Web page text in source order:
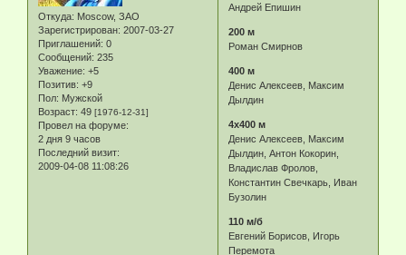
Откуда: Moscow, ЗАО
Зарегистрирован: 2007-03-27
Приглашений: 0
Сообщений: 235
Уважение: +5
Позитив: +9
Пол: Мужской
Возраст: 49 [1976-12-31]
Провел на форуме:
2 дня 9 часов
Последний визит:
2009-04-08 11:08:26
Андрей Епишин
200 м
Роман Смирнов
400 м
Денис Алексеев, Максим
Дылдин
4х400 м
Денис Алексеев, Максим
Дылдин, Антон Кокорин,
Владислав Фролов,
Константин Свечкарь, Иван
Бузолин
110 м/б
Евгений Борисов, Игорь
Перемота